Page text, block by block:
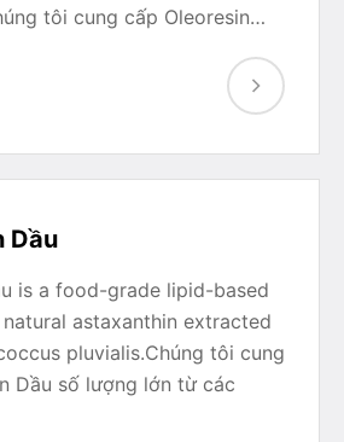
tôi cung cấp Oleoresin…
Dầu
is a food-grade lipid-based
astaxanthin extracted
pluvialis.Chúng tôi cung
Dầu số lượng lớn từ các